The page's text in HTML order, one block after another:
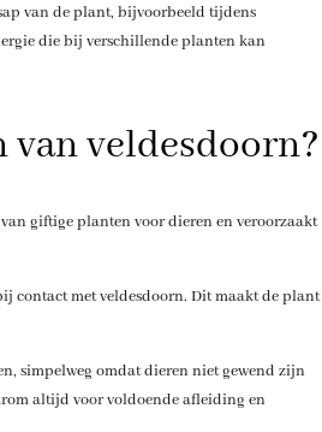
van de plant, bijvoorbeeld tijdens
die bij verschillende planten kan
veldesdoorn?
giftige planten voor dieren en veroorzaakt
contact met veldesdoorn. Dit maakt de plant
simpelweg omdat dieren niet gewend zijn
altijd voor voldoende afleiding en